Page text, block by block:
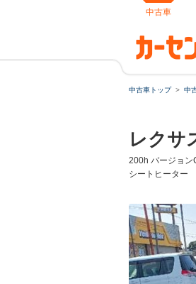
中古車
中古車トップ 中
レクサ
200h バージョ
シートヒーター